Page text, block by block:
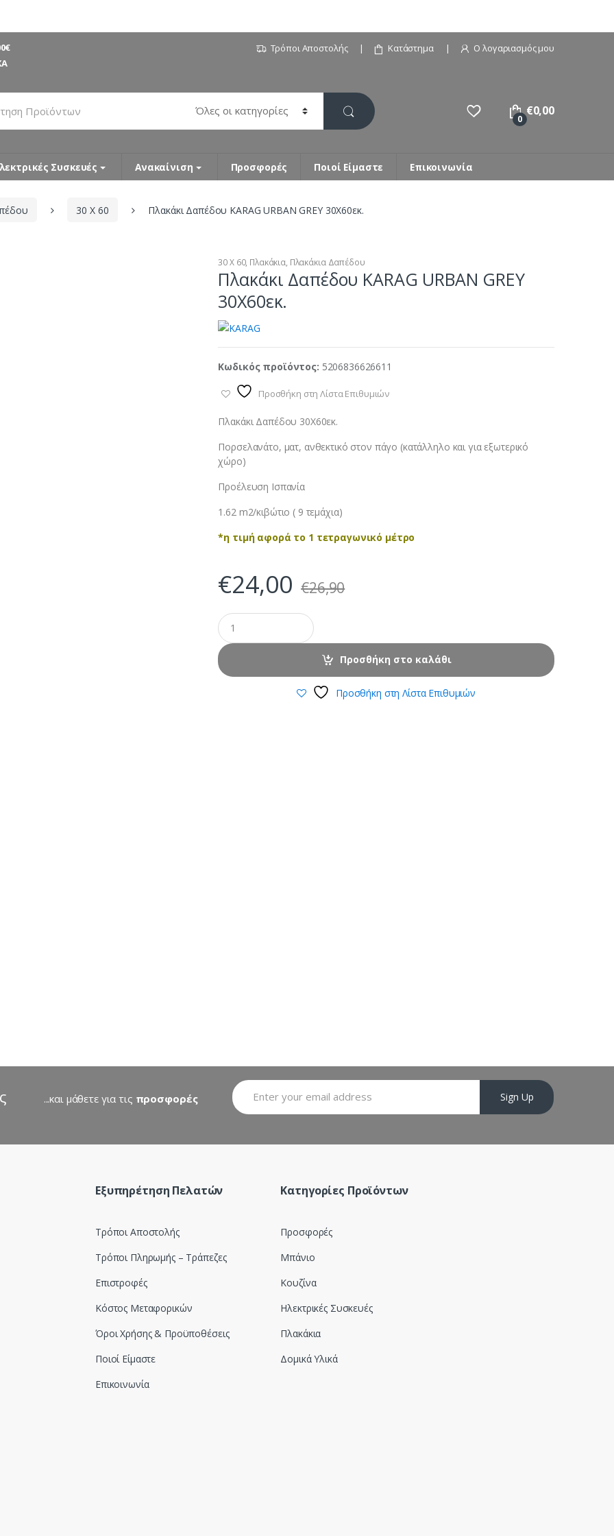
Τρόποι Αποστολής Κατάστημα Ο λογαριασμός μου
0
€0,00
Συσκευές Ανακαίνιση Προσφορές Ποιοί Είμαστε Επικοινωνία
30 Χ 60 Πλακάκι Δαπέδου KARAG URBAN GREY 30X60εκ.
30 Χ 60, Πλακάκια, Πλακάκια Δαπέδου
Πλακάκι Δαπέδου KARAG URBAN GREY
30X60εκ.
Κωδικός προϊόντος: 5206836626611
Προσθήκη στη Λίστα Επιθυμιών
Πλακάκι Δαπέδου 30X60εκ.
Πορσελανάτο, ματ, ανθεκτικό στον πάγο (κατάλληλο και για εξωτερικό
χώρο)
Προέλευση Ισπανία
1.62 m2/κιβώτιο ( 9 τεμάχια)
*η τιμή αφορά το 1 τετραγωνικό μέτρο
€24,00 €26,90
Προσθήκη στο καλάθι
Προσθήκη στη Λίστα Επιθυμιών
...και μάθετε για τις προσφορές
Sign Up
Εξυπηρέτηση Πελατών
Τρόποι Αποστολής
Τρόποι Πληρωμής – Τράπεζες
Επιστροφές
Κόστος Μεταφορικών
Όροι Χρήσης & Προϋποθέσεις
Ποιοί Είμαστε
Επικοινωνία
Κατηγορίες Προϊόντων
Προσφορές
Μπάνιο
Κουζίνα
Ηλεκτρικές Συσκευές
Πλακάκια
Δομικά Υλικά